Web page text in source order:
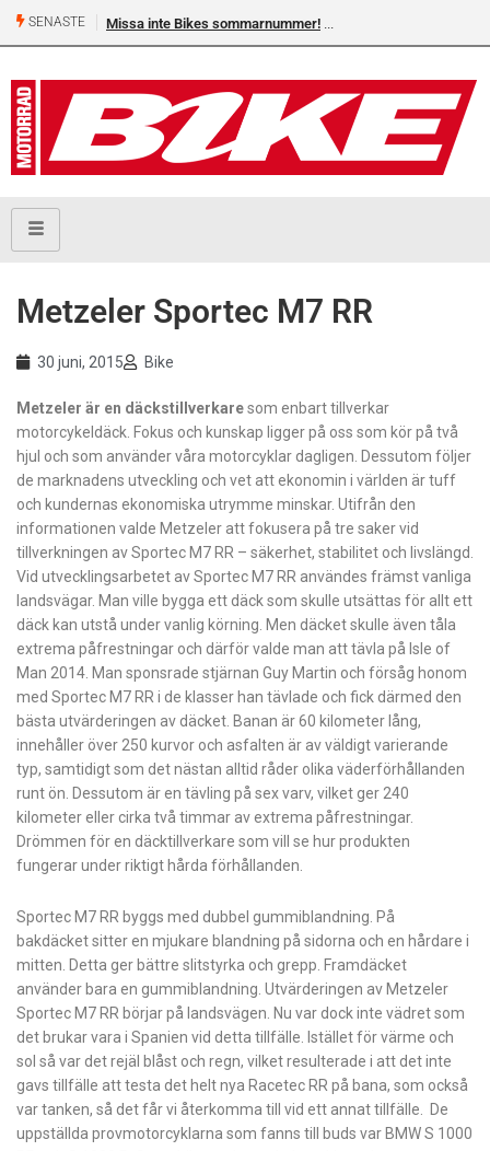
SENASTE Missa inte Bikes sommarnummer!
Metzeler Sportec M7 RR
30 juni, 2015 Bike
Metzeler är en däckstillverkaresom enbart tillverkar
motorcykeldäck. Fokus och kunskap ligger på oss som kör på två
hjul och som använder våra motorcyklar dagligen. Dessutom följer
de marknadens utveckling och vet att ekonomin i världen är tuff
och kundernas ekonomiska utrymme minskar. Utifrån den
informationen valde Metzeler att fokus­era på tre saker vid
tillverkningen av Sportec M7 RR – säkerhet, stabilitet och ­livslängd.
Vid utvecklingsarbetet av Sportec M7 RR användes främst vanliga
landsvägar. Man ville bygga ett däck som skulle utsättas för allt ett
däck kan utstå under vanlig körning. Men däcket skulle även tåla
extrema påfrestningar och därför valde man att tävla på Isle of
Man 2014. Man sponsrade stjärnan Guy Martin och försåg honom
med Sportec M7 RR i de klasser han tävlade och fick därmed den
bästa utvärderingen av däcket. Banan är 60 kilometer lång,
innehåller över 250 kurvor och asfalten är av väldigt varierande
typ, samtidigt som det nästan alltid råder olika väderförhållanden
runt ön. Dessutom är en tävling på sex varv, vilket ger 240
kilometer eller cirka två timmar av extrema påfrestningar.
Drömmen för en däcktillverkare som vill se hur produkten
fungerar under riktigt hårda förhållanden.
Sportec M7 RR byggs med dubbel gummi­blandning. På
bakdäcket ­sitter en mjukare blandning på sidorna och en hårdare i
mitten. Detta ger bättre slit­styrka och grepp. Framdäcket
använder bara en ­gummiblandning. Utvärderingen av Metzeler
Sportec M7 RR börjar på landsvägen. Nu var dock inte vädret som
det brukar vara i Spanien vid detta tillfälle. Istället för värme och
sol så var det rejäl blåst och regn, vilket resulterade i att det inte
gavs tillfälle att testa det helt nya Racetec RR på bana, som också
var tanken, så det får vi återkomma till vid ett annat tillfälle. De
uppställda provmotorcyklarna som fanns till buds var BMW S 1000